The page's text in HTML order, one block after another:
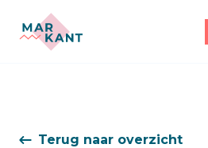
Terug naar overzicht